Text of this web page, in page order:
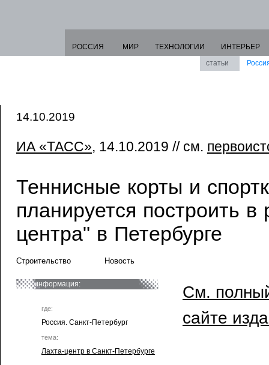
РОССИЯ МИР ТЕХНОЛОГИИ
ИНТЕРЬЕР
статьи
14.10.2019
ИА «ТАСС», 14.10.2019 // см.
Теннисные корты и
планируется построить в
центра" в Петербурге
Строительство Новость
информация:
где:
Россия. Санкт-Петербург
тема:
Лахта-центр в Санкт-Петербурге
См.
сайте